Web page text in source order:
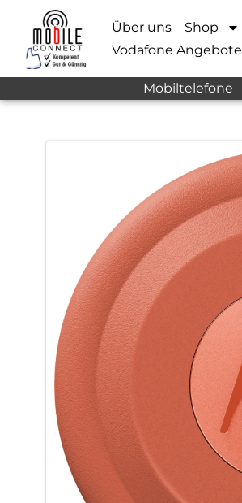
Über uns Shop
Vodafone Angebote
Mobiltelefone